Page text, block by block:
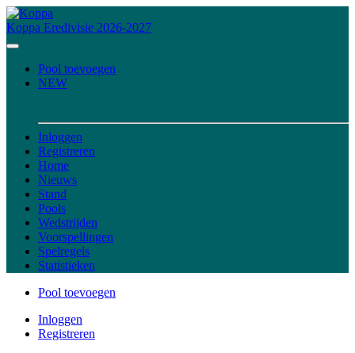
Koppa Eredivisie 2026-2027
Pool toevoegen
NEW
Inloggen
Registreren
Home
Nieuws
Stand
Pools
Wedstrijden
Voorspellingen
Spelregels
Statistieken
Pool toevoegen
Inloggen
Registreren